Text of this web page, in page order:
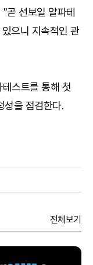
곧 선보일 알파테
으니 지속적인 관
스트를 통해 첫
성을 점검한다.
전체보기